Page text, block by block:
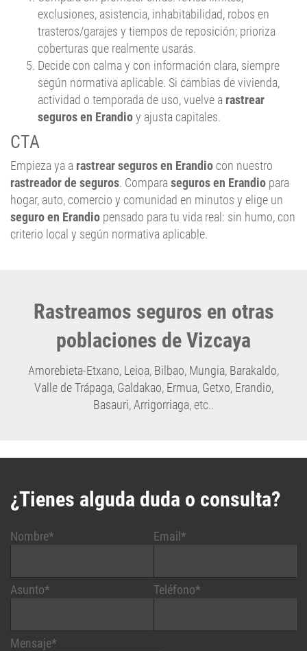
trasteros/garajes y tiempos de reposición; prioriza
coberturas que realmente usarás.
Decide con calma y con información clara, siempre
según normativa aplicable. Si cambias de vivienda,
actividad o temporada de uso, vuelve arastrear
seguros en Erandioy ajusta capitales.
CTA
Empieza ya a
rastreador de seguros. Comparaseguros en Erandiopara
hogar, auto, comercio y comunidad en minutos y elige un
seguro en Erandiopensado para tu vida real: sin humo, con
criterio local y según normativa aplicable.
poblaciones de Vizcaya
Amorebieta-Etxano,Leioa,Bilbao Mungia,Barakaldo
Valle de Trápaga,Galdakao,Ermua,Getxo ,Erandio,
Basauri,Arrigorriaga, etc..
Nombre*